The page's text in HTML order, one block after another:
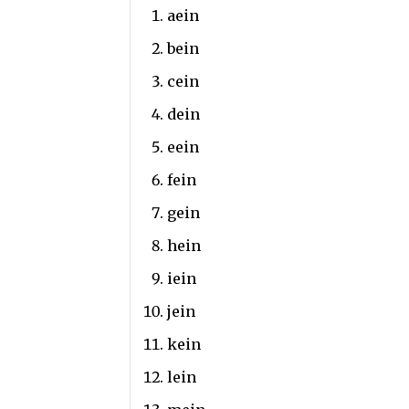
aein
bein
cein
dein
eein
fein
gein
hein
iein
jein
kein
lein